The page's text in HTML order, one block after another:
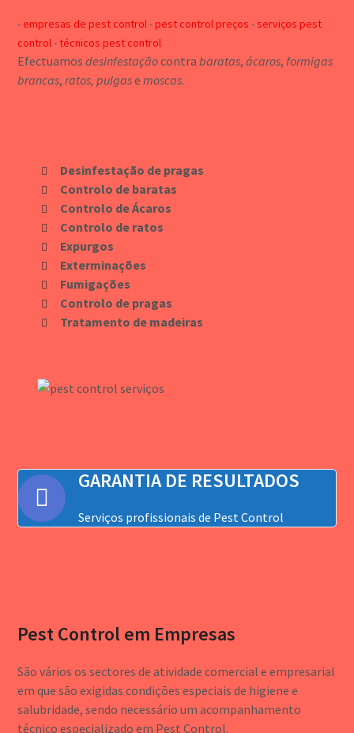
empresas de pest control pest control preços
serviços pest
control
técnicos pest control
Efectuamosdesinfestaçãocontrabaratas,ácaros,formigas
brancas,ratos, pulgasemoscas.
Desinfestação de pragas
Controlo de baratas
Controlo de Ácaros
Controlo de ratos
Expurgos
Exterminações
Fumigações
Controlo de pragas
Tratamento de madeiras
GARANTIA DE RESULTADOS
Serviços profissionais de Pest Control
Pest Control em Empresas
São vários os sectores de atividade comercial e empresarial
em que são exigidas condições especiais de higiene e
salubridade, sendo necessário um acompanhamento
técnico especializado em Pest Control.